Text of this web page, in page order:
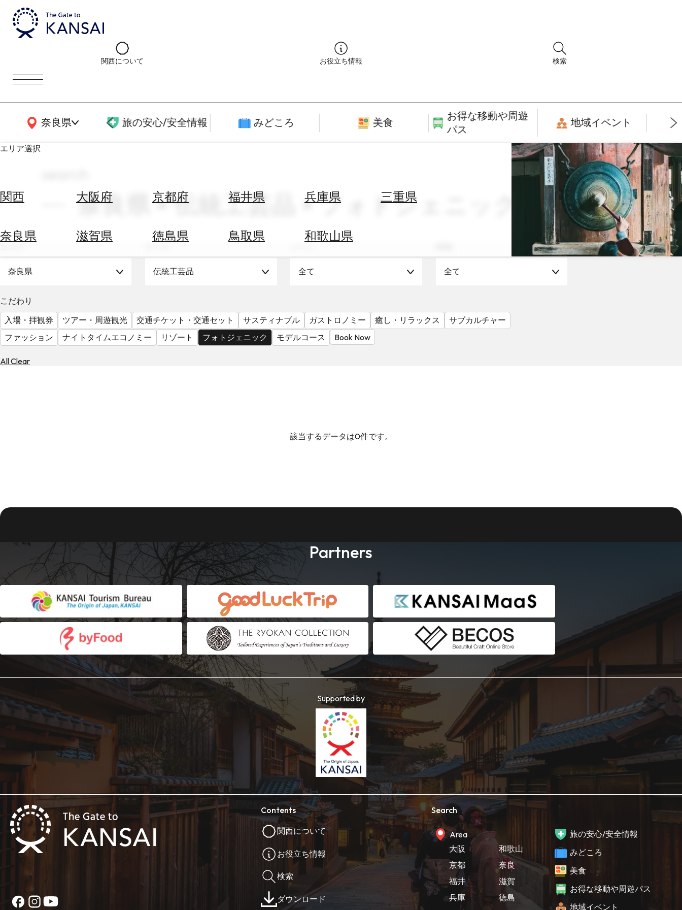
関西について お役立ち情報 検索
奈良県
関西広域MAP 旅の安心/安全情報 みどころ 美食
お得な移動や周遊
パス
地域イベント
エリア選択
関西 大阪府 京都府 福井県 兵庫県 三重県
奈良県 滋賀県 徳島県 鳥取県 和歌山県
ホ
す
替
を
調
べ
天
奈良県 × 伝統工芸品 × フォトジェニック
奈良県 伝統工芸品 全て 全て
こだわり
入場・拝観券
ツアー・周遊観光 交通チケット・交通セット サスティナブル ガストロノミー 癒し・リラックス
サブカルチャー
ファッション
ナイトタイムエコノミー リゾート フォトジェニック モデルコース Book Now
All Clear
該当するデータは0件です。
Partners
Supported by
Contents
関西について
お役立ち情報
検索
ダウンロード
Search
Area
大阪
京都
福井
兵庫
和歌山
奈良
滋賀
徳島
旅の安心/安全情報
みどころ
美食
お得な移動や周遊パス
地域イベント